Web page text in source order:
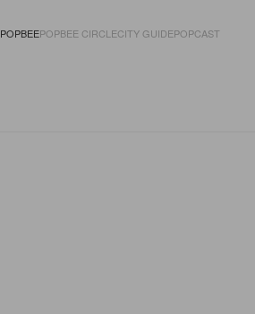
POPBEEPOPBEE CIRCLECITY GUIDEPOPCAST